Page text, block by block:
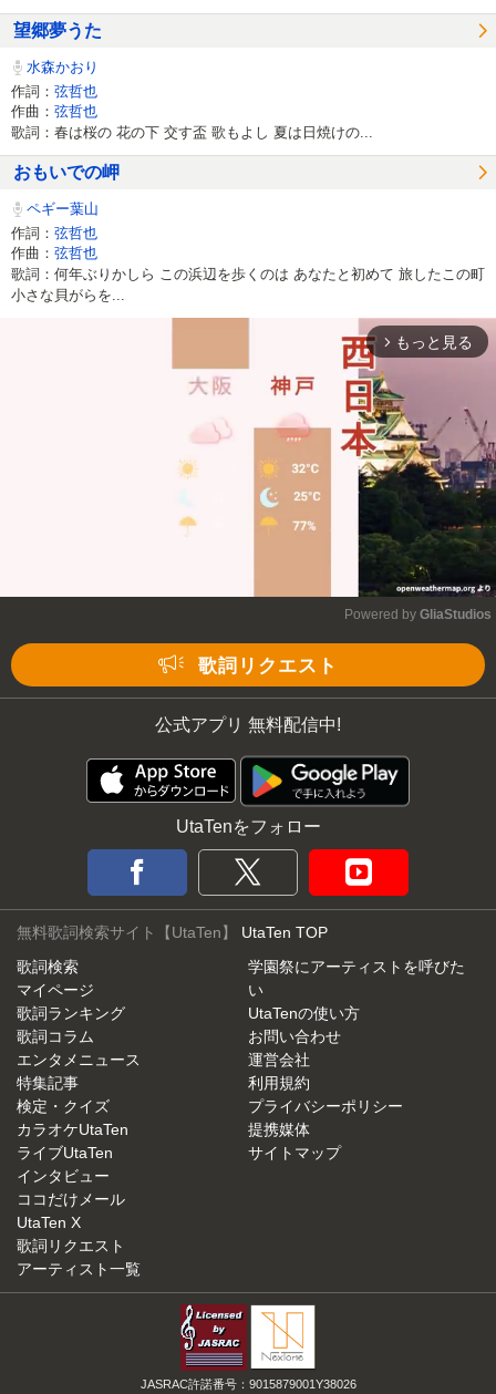
望郷夢うた
水森かおり
作詞： 弦哲也
作曲： 弦哲也
歌詞：春は桜の 花の下 交す盃 歌もよし 夏は日焼けの...
おもいでの岬
ペギー葉山
作詞： 弦哲也
作曲： 弦哲也
歌詞：何年ぶりかしら この浜辺を歩くのは あなたと初めて 旅したこの町
小さな貝がらを...
arrow_forward_ios もっと見る
Powered by GliaStudios
歌詞リクエスト
公式アプリ 無料配信中!
UtaTenをフォロー
無料歌詞検索サイト【UtaTen】 UtaTen TOP
歌詞検索
マイページ
歌詞ランキング
歌詞コラム
エンタメニュース
特集記事
検定・クイズ
カラオケUtaTen
ライブUtaTen
インタビュー
ココだけメール
UtaTen X
歌詞リクエスト
アーティスト一覧
学園祭にアーティストを呼びた
い
UtaTenの使い方
お問い合わせ
運営会社
利用規約
プライバシーポリシー
提携媒体
サイトマップ
JASRAC許諾番号：9015879001Y38026